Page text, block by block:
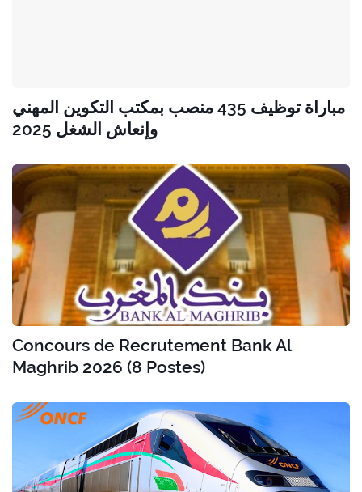
مباراة توظيف 435 منصب بمكتب التكوين المهني
وإنعاش الشغل 2025
Concours de Recrutement Bank Al
Maghrib 2026 (8 Postes)